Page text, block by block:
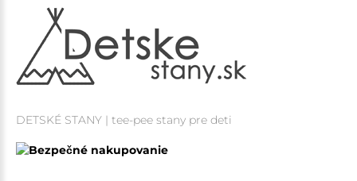
DETSKÉ STANY | tee-pee stany pre deti